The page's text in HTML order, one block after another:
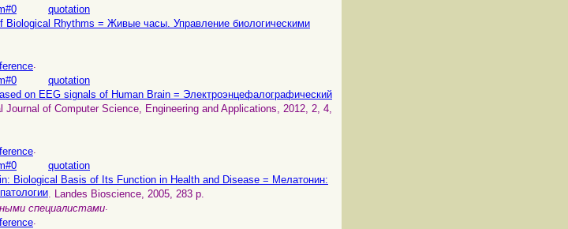
quotation
Biological Rhythms = Живые часы. Управление биологическими
.
quotation
on EEG signals of Human Brain = Электроэнцефалографический
Journal of Computer Science, Engineering and Applications, 2012, 2, 4,
.
quotation
Biological Basis of Its Function in Health and Disease = Мелатонин:
. Landes Bioscience, 2005, 283 p.
специалистами.
.